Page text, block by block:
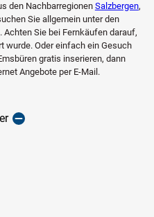
den Nachbarregionen Salzbergen,
Sie allgemein unter den
. Achten Sie bei Fernkäufen darauf,
wurde. Oder einfach ein Gesuch
gratis inserieren, dann
Angebote per E-Mail.